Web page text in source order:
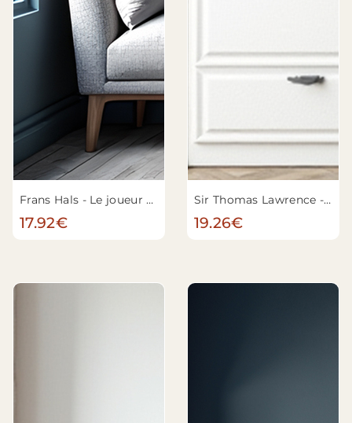
Frans Hals - Le joueur de luth
17.92€
Sir Thomas Lawrence - Lady Maria Conyngham (morte en 1843)
19.26€